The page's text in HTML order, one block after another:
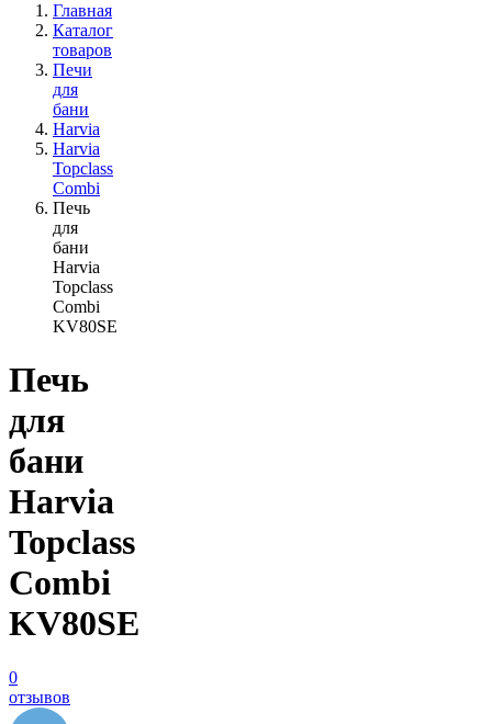
Главная
Каталог
товаров
Печи
для
бани
Harvia
Harvia
Topclass
Combi
Печь
для
бани
Harvia
Topclass
Combi
KV80SE
Печь
для
бани
Harvia
Topclass
Combi
KV80SE
0
отзывов